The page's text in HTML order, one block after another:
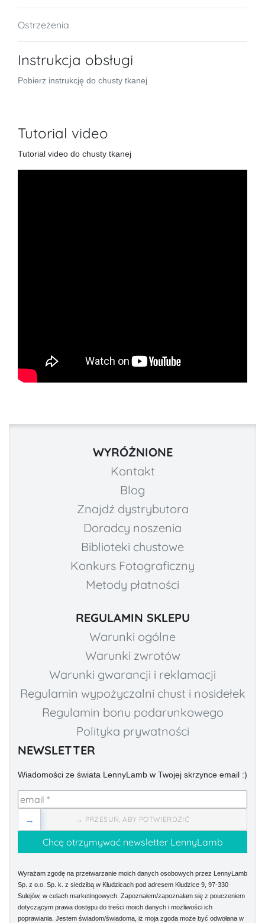
Ostrzeżenia
Instrukcja obsługi
Pobierz instrukcję do chusty tkanej
Tutorial video
Tutorial video do chusty tkanej
WYRÓŻNIONE
Kontakt
Blog
Znajdź dystrybutora
Doradcy noszenia
Biblioteki chustowe
Konkurs Fotograficzny
Metody płatności
REGULAMIN SKLEPU
Warunki ogólne
Warunki zwrotów
Warunki gwarancji i reklamacji
Regulamin wypożyczalni chust i nosidełek
Regulamin bonu podarunkowego
Polityka prywatności
NEWSLETTER
Wiadomości ze świata LennyLamb w Twojej skrzynce email :)
→ PRZESUŃ, ABY POTWIERDZIĆ
→
Wyrażam zgodę na przetwarzanie moich danych osobowych przez LennyLamb
Sp. z o.o. Sp. k. z siedzibą w Kłudzicach pod adresem Kłudzice 9, 97-330
Sulejów, w celach marketingowych. Zapoznałem/zapoznałam się z pouczeniem
dotyczącym prawa dostępu do treści moich danych i możliwości ich
poprawiania. Jestem świadom/świadoma, iż moja zgoda może być odwołana w